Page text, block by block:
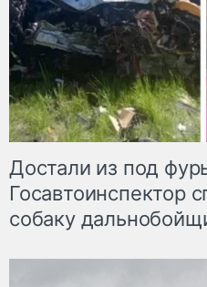
Достали из под
Госавтоинспектор
собаку